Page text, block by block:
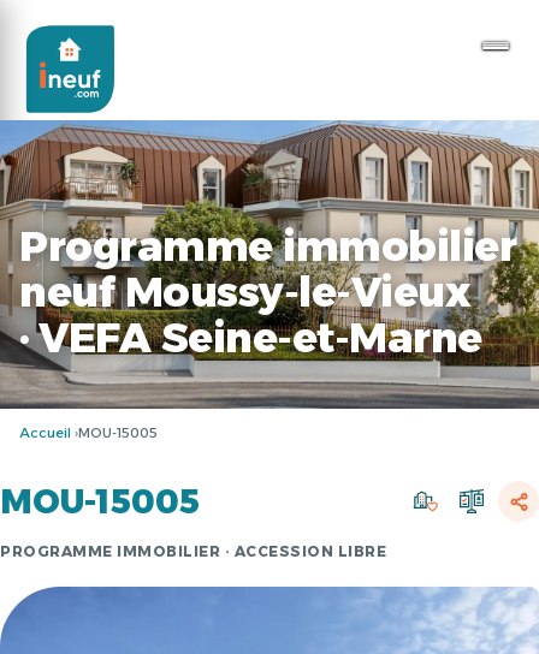
Programme immobilier
neuf Moussy-le-Vieux
· VEFA Seine-et-Marne
Accueil MOU-15005
MOU-15005
PROGRAMME IMMOBILIER · ACCESSION LIBRE